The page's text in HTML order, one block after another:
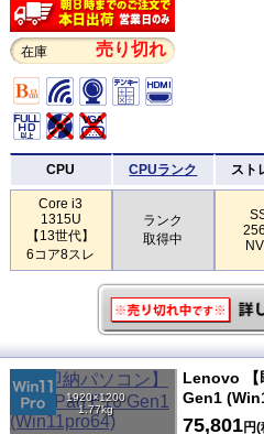
在庫 売り切れ
CPU CPUランク スト
Core i3
1315U
【13世代】
6コア8スレ
ランク
取得中
1920×1200
1.77kg
Lenovo 【
Gen1
75,801円(